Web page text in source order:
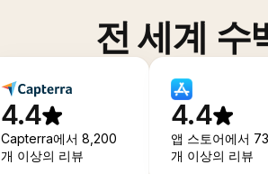
전 세계 수
4.4
Capterra에서 8,200
개 이상의 리뷰
4.4
앱 스토어에서
개 이상의 리뷰